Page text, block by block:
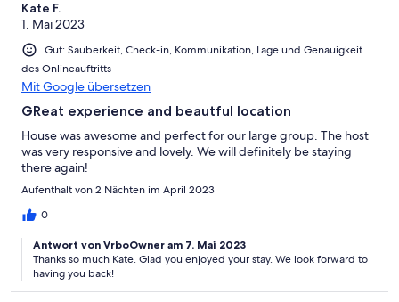
Kate F.
1. Mai 2023
Gut: Sauberkeit, Check-in, Kommunikation, Lage und Genauigkeit
des Onlineauftritts
Mit Google übersetzen
GReat experience and beautful location
House was awesome and perfect for our large group. The host
was very responsive and lovely. We will definitely be staying
there again!
Aufenthalt von 2 Nächten im April 2023
0
Antwort von VrboOwner am 7. Mai 2023
Thanks so much Kate. Glad you enjoyed your stay. We look forward to
having you back!